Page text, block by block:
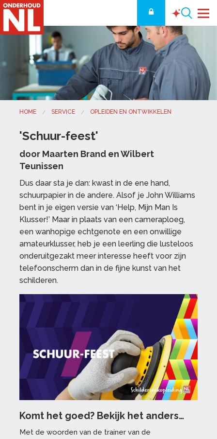
HOME SERVICE OPLEIDEN EN ONTWIKKELEN
'Schuur-feest'
door Maarten Brand en Wilbert
Teunissen
Dus daar sta je dan: kwast in de ene hand,
schuurpapier in de andere. Alsof je John Williams
bent in je eigen versie van ‘Help, Mijn Man Is
Klusser!’ Maar in plaats van een cameraploeg,
een wanhopige echtgenote en een onwillige
amateurklusser, heb je een leerling die lusteloos
onderuitgezakt meer interesse heeft voor zijn
telefoonscherm dan in de fijne kunst van het
schilderen.
Komt het goed? Bekijk het anders…
Met de woorden van de trainer van de